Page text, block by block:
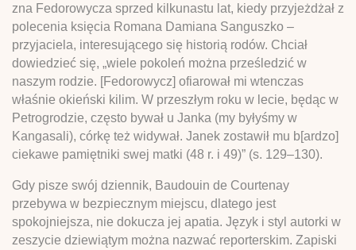
zna Fedorowycza sprzed kilkunastu lat, kiedy przyjeżdżał z
polecenia księcia Romana Damiana Sanguszko –
przyjaciela, interesującego się historią rodów. Chciał
dowiedzieć się, „wiele pokoleń można prześledzić w
naszym rodzie. [Fedorowycz] ofiarował mi wtenczas
właśnie okieński kilim. W przeszłym roku w lecie, będąc w
Petrogrodzie, często bywał u Janka (my byłyśmy w
Kangasali), córkę też widywał. Janek zostawił mu b[ardzo]
ciekawe pamiętniki swej matki (48 r. i 49)” (s. 129–130).
Gdy pisze swój dziennik, Baudouin de Courtenay
przebywa w bezpiecznym miejscu, dlatego jest
spokojniejsza, nie dokucza jej apatia. Język i styl autorki w
zeszycie dziewiątym można nazwać reporterskim. Zapiski